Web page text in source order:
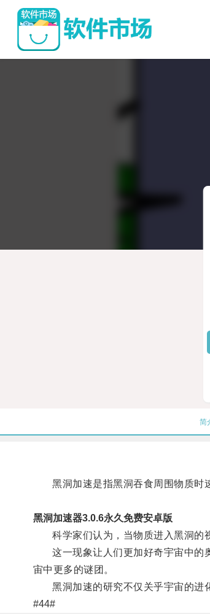
简
黑洞加速是指黑洞吞食周围物质时速
黑洞加速器3.0.6永久免费安卓版
科学家们认为，当物质进入黑洞的视
这一现象让人们更加好奇宇宙中的奥
宙中更多的谜团。
黑洞加速的研究不仅关乎宇宙的进化
#44#